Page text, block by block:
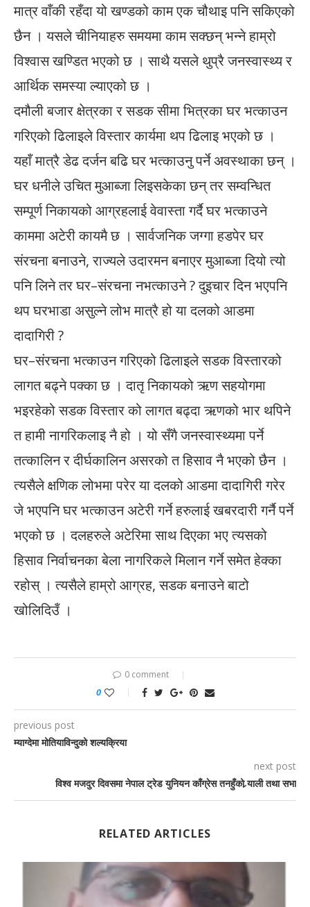
मात्र वाँकी रहँदा यो खण्डको काम एक चौथाइ पनि सकिएको
छैन । यसले चीनियाहरु समयमा काम सक्छन् भन्ने हाम्रो
विश्वास खण्डित भएको छ । साथै यसले थुप्रै जनस्वास्थ्य र
आर्थिक समस्या ल्याएको छ ।
दमौली बजार क्षेत्रका र सडक सीमा भित्रका घर भत्काउन
गरिएको ढिलाइले विस्तार कार्यमा थप ढिलाइ भएको छ ।
यहाँ मात्रै डेढ दर्जन बढि घर भत्काउनु पर्ने अवस्थाका छन् ।
घर धनीले उचित मुआब्जा लिइसकेका छन् तर सम्वन्धित
सम्पूर्ण निकायको आग्रहलाई वेवास्ता गर्दै घर भत्काउने
काममा अटेरी कायमै छ । सार्वजनिक जग्गा हडपेर घर
संरचना बनाउने, राज्यले उदारमन बनाएर मुआब्जा दियो त्यो
पनि लिने तर घर–संरचना नभत्काउने ? दुइचार दिन भएपनि
थप घरभाडा असुल्ने लोभ मात्रै हो या दलको आडमा
दादागिरी ?
घर–संरचना भत्काउन गरिएको ढिलाइले सडक विस्तारको
लागत बढ्ने पक्का छ । दातृ निकायको ऋण सहयोगमा
भइरहेको सडक विस्तार को लागत बढ्दा ऋणको भार थपिने
त हामी नागरिकलाइ नै हो । यो सँगै जनस्वास्थ्यमा पर्ने
तत्कालिन र दीर्घकालिन असरको त हिसाव नै भएको छैन ।
त्यसैले क्षणिक लोभमा परेर या दलको आडमा दादागिरी गरेर
जे भएपनि घर भत्काउन अटेरी गर्ने हरुलाई खबरदारी गर्नै पर्ने
भएको छ । दलहरुले अटेरिमा साथ दिएका भए त्यसको
हिसाव निर्वाचनका बेला नागरिकले मिलान गर्ने समेत हेक्का
रहोस् । त्यसैले हाम्रो आग्रह, सडक बनाउने बाटो
खोलिदिउँ ।
0 comment
0
previous post
म्याग्देमा मोतियाविन्दुको शल्यक्रिया
next post
विश्व मजदुर दिवसमा नेपाल ट्रेड युनियन काँग्रेस तनहुँको र्‍याली तथा सभा
RELATED ARTICLES